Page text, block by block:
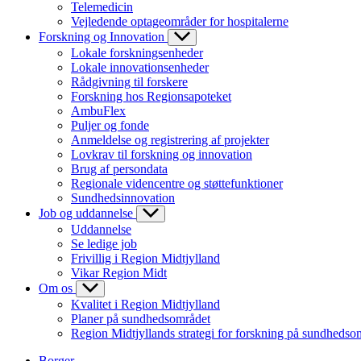
Telemedicin
Vejledende optageområder for hospitalerne
Forskning og Innovation
Lokale forskningsenheder
Lokale innovationsenheder
Rådgivning til forskere
Forskning hos Regionsapoteket
AmbuFlex
Puljer og fonde
Anmeldelse og registrering af projekter
Lovkrav til forskning og innovation
Brug af persondata
Regionale videncentre og støttefunktioner
Sundhedsinnovation
Job og uddannelse
Uddannelse
Se ledige job
Frivillig i Region Midtjylland
Vikar Region Midt
Om os
Kvalitet i Region Midtjylland
Planer på sundhedsområdet
Region Midtjyllands strategi for forskning på